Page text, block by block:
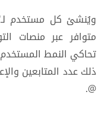
ويُنشئ كل مستخدم
متوافر عبر منصات
تحاكي النمط
ذلك عدد المتابعين
@.